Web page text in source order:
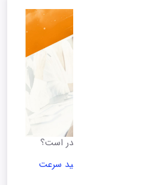
ایران و سایر کشور ها چقدر است؟
رتبه سرعت اینترنت سیار به73و ثابت به 144 رسید سرعت